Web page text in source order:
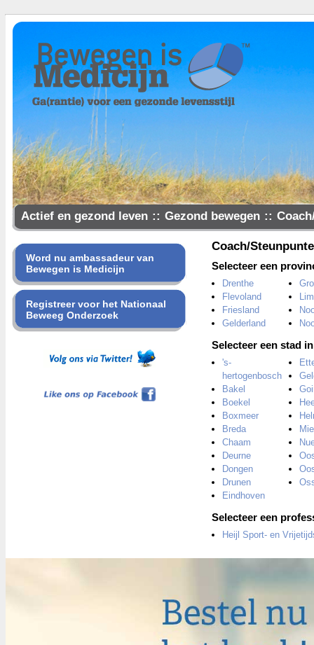
Actief en gezond leven :: Gezond bewegen ::
Samen gezonder
Word nu ambassadeur van
Bewegen is Medicijn
Registreer voor het Nationaal
Beweeg Onderzoek
Coach/
Selecteer een
Drenthe
Flevoland
Friesland
Gelderland
Selecteer een stad
's-
hertogenbosch
Bakel
Boekel
Boxmeer
Breda
Chaam
Deurne
Dongen
Drunen
Eindhoven
Selecteer een
Heijl Sport- en